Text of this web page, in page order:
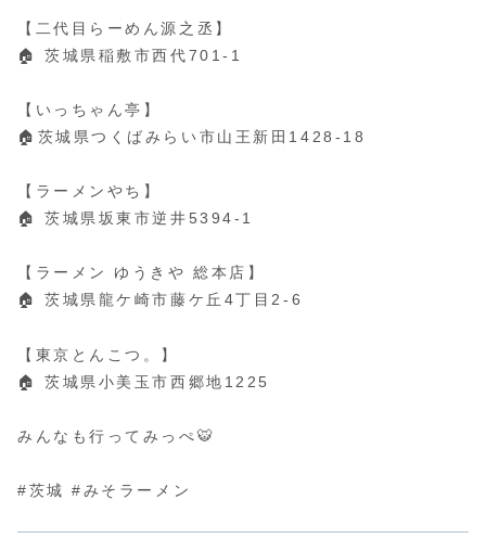
【二代目らーめん源之丞】
🏠 茨城県稲敷市西代701-1
【いっちゃん亭】
🏠茨城県つくばみらい市山王新田1428-18
【ラーメンやち】
🏠 茨城県坂東市逆井5394-1
【ラーメン ゆうきや 総本店】
🏠 茨城県龍ケ崎市藤ケ丘4丁目2-6
【東京とんこつ。】
🏠 茨城県小美玉市西郷地1225
みんなも行ってみっぺ🐯
#茨城 #みそラーメン